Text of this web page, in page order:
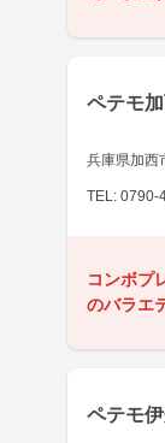
ペテモ
兵庫県加西
TEL: 0790-
コンボプ
のバラエ
ペテモ